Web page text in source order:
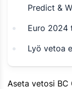
Predict &
Euro 2024
Lyö vetoa
Aseta vetosi BC